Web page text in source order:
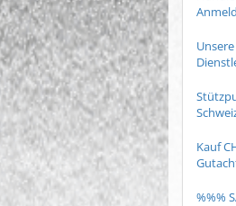
Unsere
Kauf
%%%